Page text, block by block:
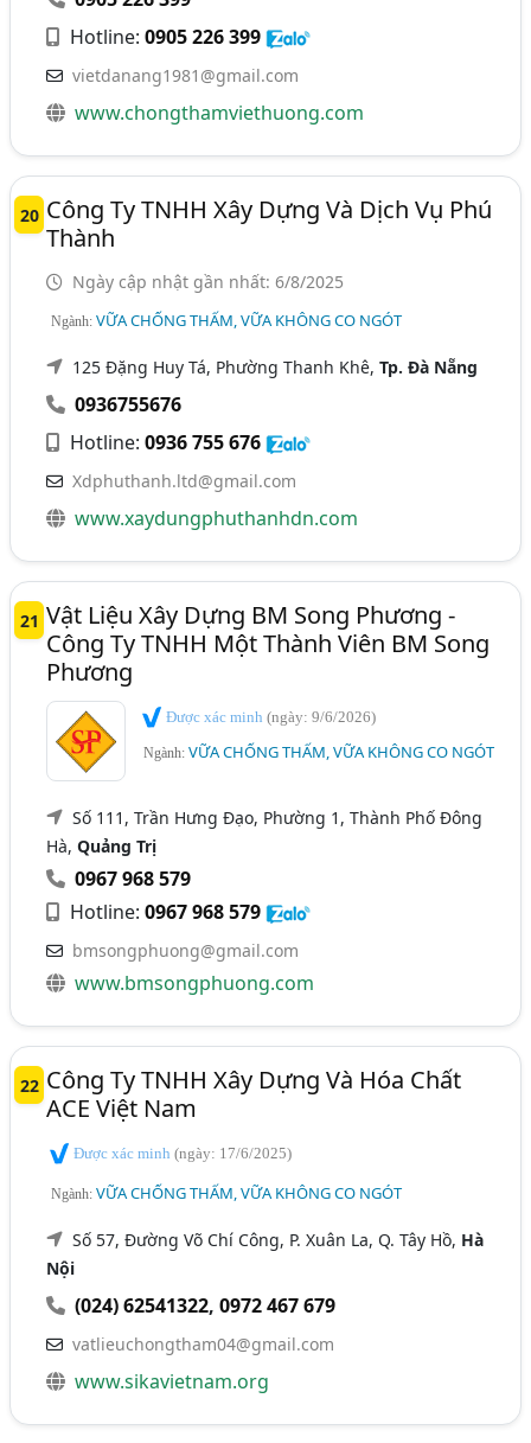
Hotline:0905 226 399
vietdanang1981@gmail.com
www.chongthamviethuong.com
20 Công Ty TNHH Xây Dựng Và Dịch Vụ Phú
Thành
Ngày cập nhật gần nhất: 6/8/2025
Ngành:VỮA CHỐNG THẤM, VỮA KHÔNG CO NGÓT
125 Đặng Huy Tá, Phường Thanh Khê,Tp. Đà Nẵng
0936755676
Hotline:0936 755 676
Xdphuthanh.ltd@gmail.com
www.xaydungphuthanhdn.com
21 Vật Liệu Xây Dựng BM Song Phương -
Công Ty TNHH Một Thành Viên BM Song
Phương
Được xác minh(ngày: 9/6/2026)
Ngành:VỮA CHỐNG THẤM, VỮA KHÔNG CO NGÓT
Số 111, Trần Hưng Đạo, Phường 1, Thành Phố Đông
Hà,Quảng Trị
0967 968 579
Hotline:0967 968 579
bmsongphuong@gmail.com
www.bmsongphuong.com
22 Công Ty TNHH Xây Dựng Và Hóa Chất
ACE Việt Nam
Được xác minh(ngày: 17/6/2025)
Ngành:VỮA CHỐNG THẤM, VỮA KHÔNG CO NGÓT
Số 57, Đường Võ Chí Công, P. Xuân La, Q. Tây Hồ, Hà
Nội
(024) 62541322,0972 467 679
vatlieuchongtham04@gmail.com
www.sikavietnam.org